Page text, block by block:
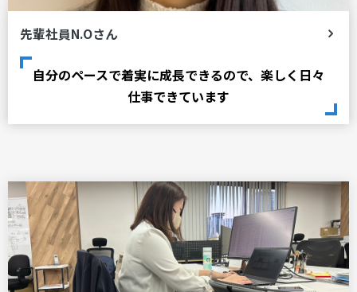
先輩社員N.Oさん
自分のペースで着実に成長できるので、楽しく日々
仕事できています